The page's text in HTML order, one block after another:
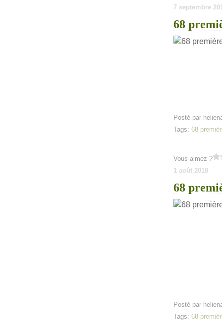
7 septembre
68
Posté par
Tags: 68
Vous aimez ?
1 août 2018
68
Posté par
Tags: 68